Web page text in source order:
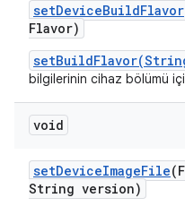
setDeviceBuildFlavor
Flavor)
bilgilerinin cihaz bölümü
void
setDeviceImageFile
String version)